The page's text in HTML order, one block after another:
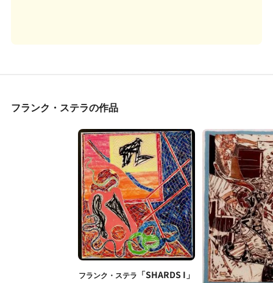
フランク・ステラの作品
フランク・ステラ 「SHARDS I」